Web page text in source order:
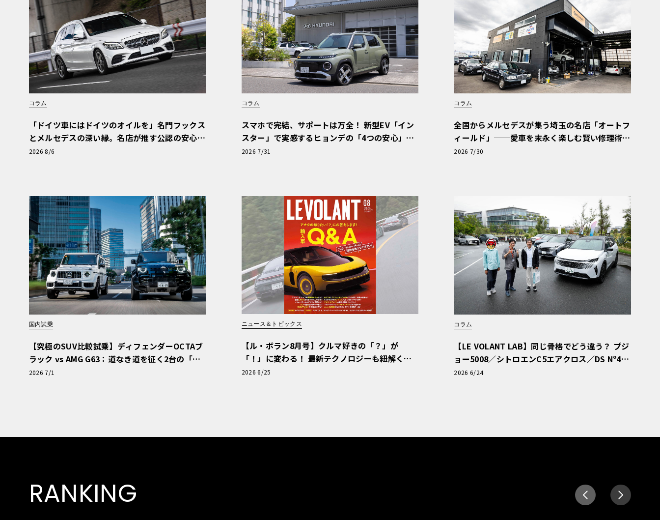
コラム
「ドイツ車にはドイツのオイルを」名門フックス
とメルセデスの深い縁。名店が推す公認の安心
と、Cクラスで味わうシルキーな走り〈PR〉
2026 8/6
コラム
スマホで完結、サポートは万全！ 新型EV「イン
スター」で実感するヒョンデの「4つの安心」
【第1回・ヒョンデ6つの疑問：Why? Hyunda
2026 7/31
コラム
全国からメルセデスが集う埼玉の名店「オートフ
ィールド」──愛車を末永く楽しむ賢い修理術
と、プロがフックス製オイルを選ぶ理由〈PR〉
2026 7/30
国内試乗
【究極のSUV比較試乗】ディフェンダーOCTAブ
ラック vs AMG G63：道なき道を征く2台の「対
極的アプローチ」
2026 7/1
ニュース＆トピックス
【ル・ボラン8月号】クルマ好きの「？」が
「！」に変わる！ 最新テクノロジーも紐解く
「輸入車Q&A」
2026 6/25
コラム
【LE VOLANT LAB】同じ骨格でどう違う？ プジ
ョー5008／シトロエンC5エアクロス／DS Nº4
読者一気乗りレポート
2026 6/24
RANKING